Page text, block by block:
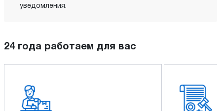
уведомления.
24 года работаем для вас